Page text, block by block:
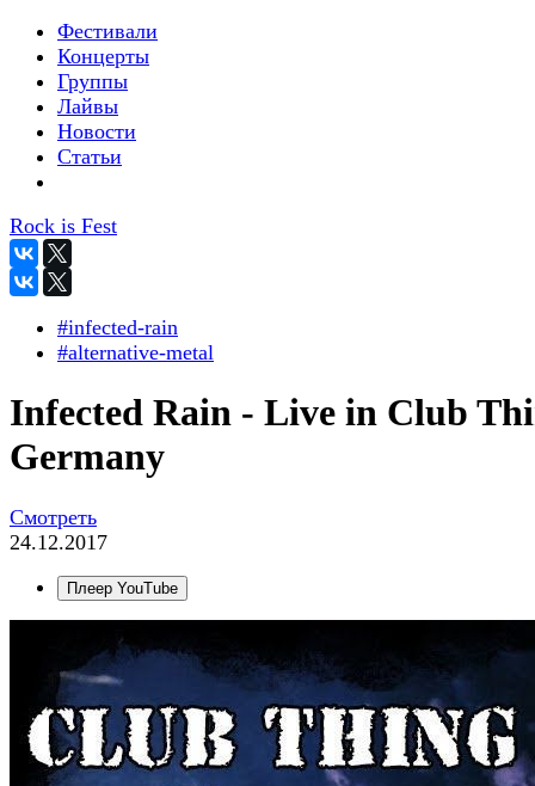
Фестивали
Концерты
Группы
Лайвы
Новости
Статьи
Rock is Fest
#infected-rain
#alternative-metal
Infected Rain - Live in Club
Germany
Смотреть
24.12.2017
Плеер YouTube